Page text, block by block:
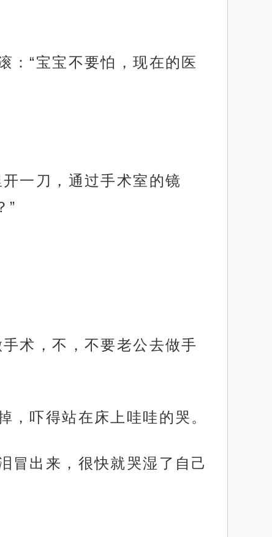
：“宝宝不要怕，现在的医
一刀，通过手术室的镜
”
术，不，不要老公去做手
，吓得站在床上哇哇的哭。
冒出来，很快就哭湿了自己